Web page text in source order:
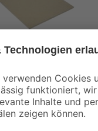
MDF-Platte
2800 x